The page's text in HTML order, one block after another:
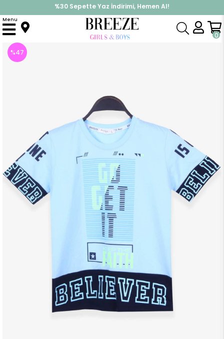
%30 Sepette Yaz İndirimi, Hemen Al!
İndirimlere ek %10 İndirimi Kap, Hemen Üye Ol!
0
Menu
Anasayfa Üst Giyim Tişört Erkek Çocuk Tişört Baskılı Açık Mavi (11 Yaş)
%47